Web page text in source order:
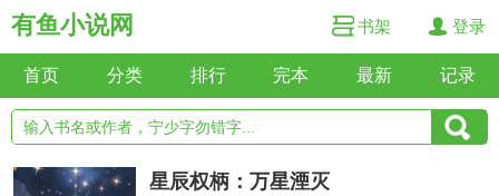
有鱼小说网 书架 登录
首页 分类 排行 完本 最新 记录
星辰权柄：万星湮灭